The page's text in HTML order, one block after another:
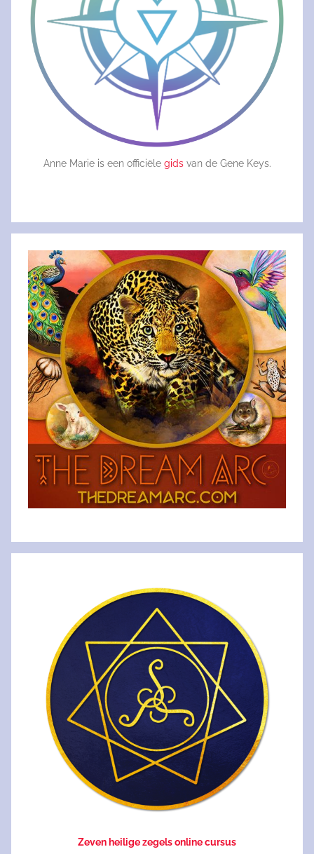
Anne Marie is een officiële gidsvan de Gene Keys.
Zeven heilige zegels online cursus